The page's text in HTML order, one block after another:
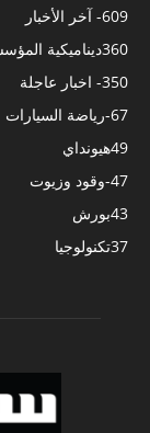
- آخر الأخبار609
ديناميكية360
- اخبار عاجلة350
-رياضة السيارات67
هيونداي49
-وقود وزيوت47
بورش43
تكنولوجيا37